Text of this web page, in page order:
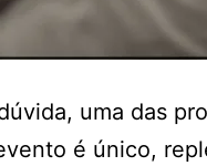
uma das
é único,